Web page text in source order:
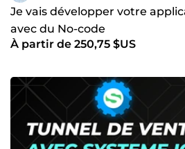
Je vais développer votre
avec du No-code
À partir de 250,75 $US